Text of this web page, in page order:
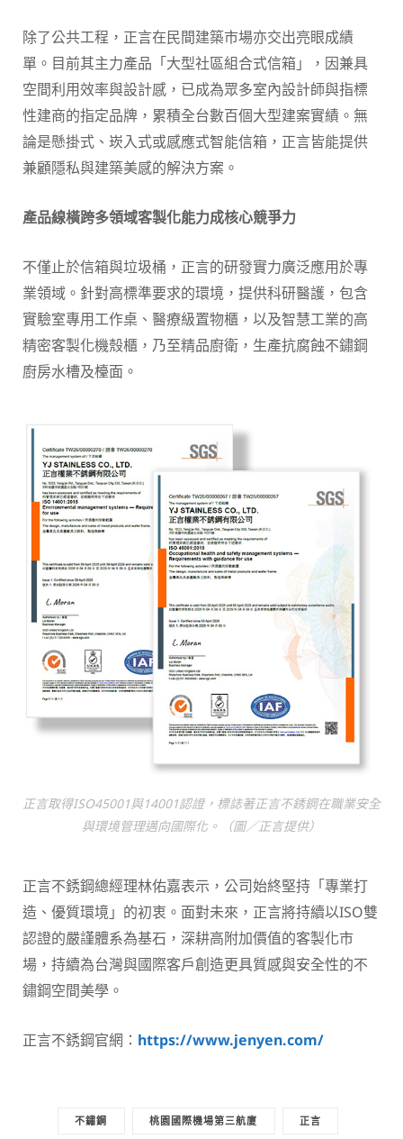
除了公共工程，正言在民間建築市場亦交出亮眼成績
單。目前其主力產品「大型社區組合式信箱」，因兼具
空間利用效率與設計感，已成為眾多室內設計師與指標
性建商的指定品牌，累積全台數百個大型建案實績。無
論是懸掛式、崁入式或感應式智能信箱，正言皆能提供
兼顧隱私與建築美感的解決方案。
產品線橫跨多領域客製化能力成核心競爭力
不僅止於信箱與垃圾桶，正言的研發實力廣泛應用於專
業領域。針對高標準要求的環境，提供科研醫護，包含
實驗室專用工作桌、醫療級置物櫃，以及智慧工業的高
精密客製化機殼櫃，乃至精品廚衛，生產抗腐蝕不鏽鋼
廚房水槽及檯面。
正言取得ISO45001與14001認證，標誌著正言不銹鋼在職業安全
與環境管理邁向國際化。（圖／正言提供）
正言不銹鋼總經理林佑嘉表示，公司始終堅持「專業打
造、優質環境」的初衷。面對未來，正言將持續以ISO雙
認證的嚴謹體系為基石，深耕高附加價值的客製化市
場，持續為台灣與國際客戶創造更具質感與安全性的不
鏽鋼空間美學。
正言不銹鋼官網： https://www.jenyen.com/
不鏽鋼 桃園國際機場第三航廈 正言